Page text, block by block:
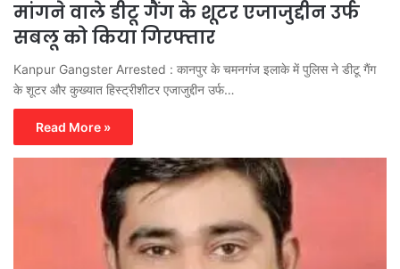
मांगने वाले डीटू गैंग के शूटर एजाजुद्दीन उर्फ
सबलू को किया गिरफ्तार
Kanpur Gangster Arrested : कानपुर के चमनगंज इलाके में पुलिस ने डीटू गैंग
के शूटर और कुख्यात हिस्ट्रीशीटर एजाजुद्दीन उर्फ…
Read More »